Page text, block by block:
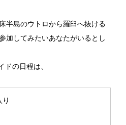
半島のウトロから羅臼へ抜ける
加してみたいあなたがいるとし
ドの日程は、
り